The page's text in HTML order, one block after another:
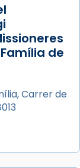
de
Carrer de